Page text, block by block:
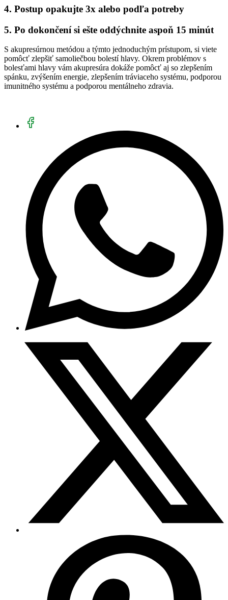
4. Postup opakujte 3x alebo podľa potreby
5. Po dokončení si ešte oddýchnite aspoň 15 minút
S akupresúrnou metódou a týmto jednoduchým prístupom, si viete
pomôcť zlepšiť samoliečbou bolestí hlavy. Okrem problémov s
bolesťami hlavy vám akupresúra dokáže pomôcť aj so zlepšením
spánku, zvýšením energie, zlepšením tráviaceho systému, podporou
imunitného systému a podporou mentálneho zdravia.